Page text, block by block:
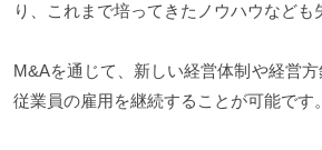
り、これまで培ってきたノウハウなども
M&Aを通じて、新しい経営体制や経営
従業員の雇用を継続することが可能です。